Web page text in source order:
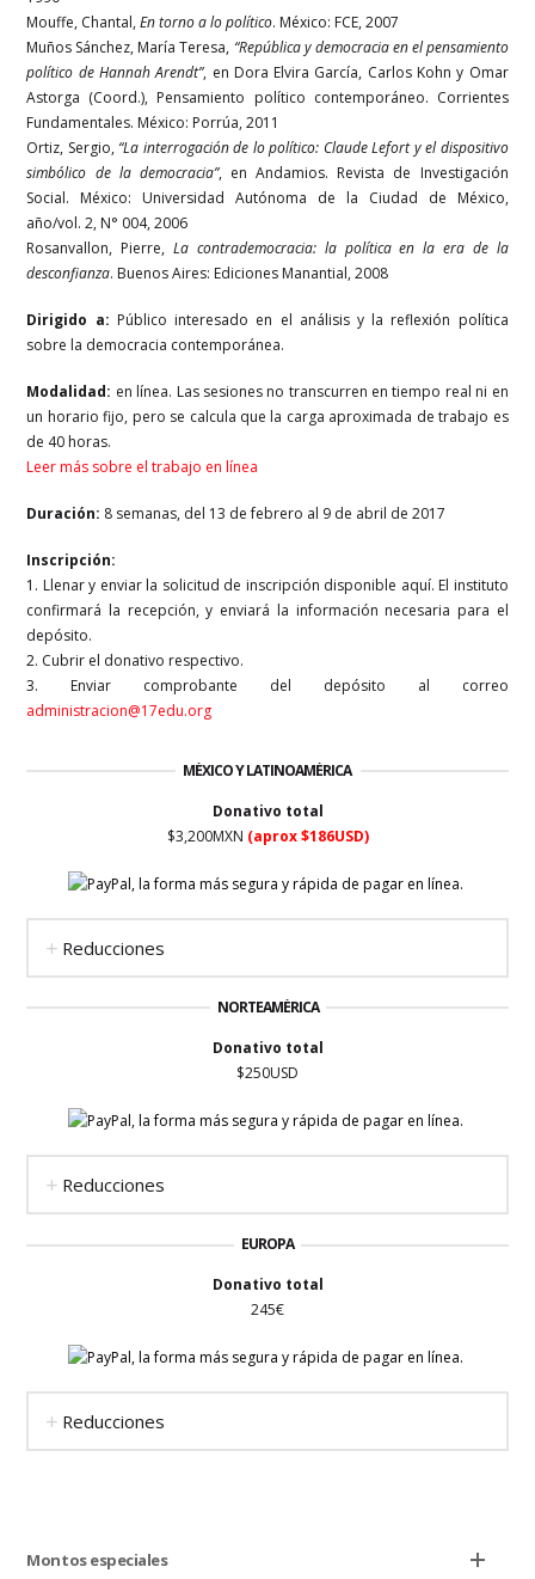
Mouffe, Chantal,En torno a lo político. México: FCE, 2007
Muños Sánchez, María Teresa, “República y democracia en el pensamiento
político de Hannah Arendt”, en Dora Elvira García, Carlos Kohn y Omar
Astorga (Coord.), Pensamiento político contemporáneo. Corrientes
Fundamentales. México: Porrúa, 2011
Ortiz, Sergio,“La interrogación de lo político: Claude Lefort y el dispositivo
simbólico de la democracia”, en Andamios. Revista de Investigación
Social. México: Universidad Autónoma de la Ciudad de México,
año/vol. 2, N° 004, 2006
Rosanvallon, Pierre,La contrademocracia: la política en la era de la
desconfianza. Buenos Aires: Ediciones Manantial, 2008
Dirigido a: Público interesado en el análisis y la reflexión política
sobre la democracia contemporánea.
Modalidad: en línea. Las sesiones no transcurren en tiempo real ni en
un horario fijo, pero se calcula que la carga aproximada de trabajo es
de 40 horas.
Leer más sobre el trabajo en línea
Duración: 8 semanas, del 13 de febrero al 9 de abril de 2017
Inscripción:
1. Llenar y enviar la solicitud de inscripción disponible aquí. El instituto
confirmará la recepción, y enviará la información necesaria para el
depósito.
2. Cubrir el donativo respectivo.
3. Enviar comprobante del depósito al correo
administracion@17edu.org
MÉXICO Y LATINOAMÉRICA
Donativo total
$3,200MXN (aprox $186USD)
Reducciones
NORTEAMÉRICA
Donativo total
$250USD
Reducciones
EUROPA
Donativo total
245€
Reducciones
Montos especiales